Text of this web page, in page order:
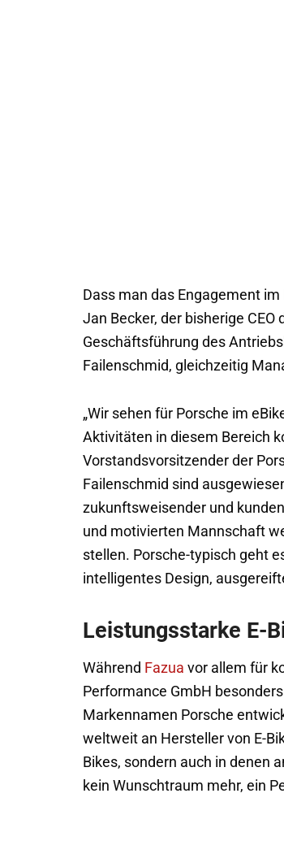
Dass man das Engagement
Jan Becker, der bisherige
Geschäftsführung des
Failenschmid, gleichzeitig
„Wir sehen für Porsche im
Aktivitäten in diesem Bereich
Vorstandsvorsitzender der
Failenschmid sind
zukunftsweisender und
und motivierten Mannschaft
stellen. Porsche-typisch geht
intelligentes Design,
Leistungsstarke E-
Während Fazua vor allem für
Performance GmbH
Markennamen Porsche
weltweit an Hersteller von E-
Bikes, sondern auch in denen
kein Wunschtraum mehr, ein